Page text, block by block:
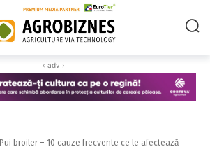
‹ adv ›
Pui broiler – 10 cauze frecvente ce le afectează